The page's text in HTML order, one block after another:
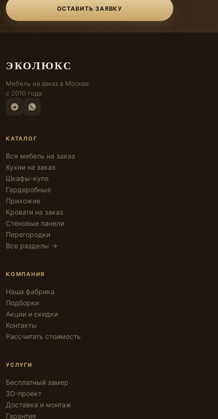
ОСТАВИТЬ ЗАЯВКУ
ЭКОЛЮКС
Мебель на заказ в Москве
с 2010 года
КАТАЛОГ
Вся мебель на заказ
Кухни на заказ
Шкафы-купе
Гардеробные
Прихожие
Кровати на заказ
Стеновые панели
Перегородки
Все разделы →
КОМПАНИЯ
Наша фабрика
Подборки
Акции и скидки
Контакты
Рассчитать стоимость
УСЛУГИ
Бесплатный замер
3D-проект
Доставка и монтаж
Гарантия